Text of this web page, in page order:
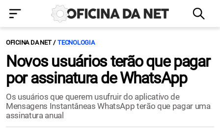
OFICINA DA NET TECNOLOGIA
Novos usuários terão que pagar
por assinatura de WhatsApp
Os usuários que querem usufruir do aplicativo de
Mensagens Instantâneas WhatsApp terão que pagar uma
assinatura anual